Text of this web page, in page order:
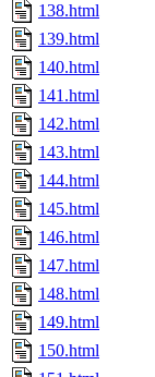
138.html
139.html
140.html
141.html
142.html
143.html
144.html
145.html
146.html
147.html
148.html
149.html
150.html